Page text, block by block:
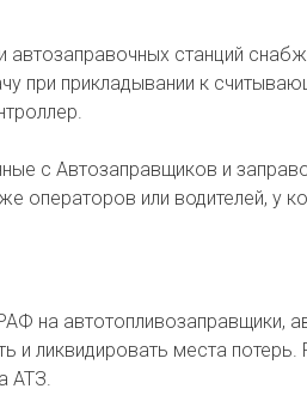
автозаправочных станций
при прикладывании к
с Автозаправщиков и
операторов или водителей, у
на автотопливозаправщики,
и ликвидировать места
АТЗ.